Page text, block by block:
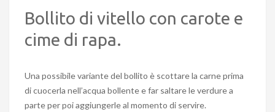
Bollito di vitello con carote e
cime di rapa.
Una possibile variante del bollito è scottare la carne prima
di cuocerla nell’acqua bollente e far saltare le verdure a
parte per poi aggiungerle al momento di servire.